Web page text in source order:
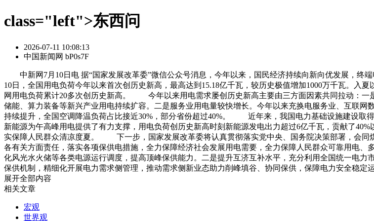
class="left">东西问
2026-07-11 10:08:13
中国新闻网 bP0s7F
中新网7月10日电 据“国家发展改革委”微信公众号消息，今年以来，国民经济持续向新向优发展，终
10日，全国用电负荷今年以来首次创历史新高，最高达到15.18亿千瓦，较历史极值增加1000万千瓦。入
网用电负荷累计20多次创历史新高。 今年以来用电需求屡创历史新高主要由三方面因素共同拉动：一
储能、算力装备等新兴产业用电持续扩容。二是服务业用电量较快增长。今年以来充换电服务业、互联
持续提升，全国空调降温负荷占比接近30%，部分省份超过40%。 近年来，我国电力基础设施建设取
新能源为午高峰用电提供了有力支撑，用电负荷创历史新高时刻新能源发电出力超过6亿千瓦，贡献了
实保障人民群众清凉度夏。 下一步，国家发展改革委将认真贯彻落实党中央、国务院决策部署，会同
各有关方面责任，落实各项保供电措施，全力保障经济社会发展用电需要，全力保障人民群众可靠用电
化风光水火储等各类电源运行调度，提高顶峰保供能力。二是提升互济互补水平，充分利用全国统一电
保供机制，精细化开展电力需求侧管理，推动需求侧新业态助力削峰填谷、协同保供，保障电力安全稳定
展开全部内容
相关文章
宏观
世界观